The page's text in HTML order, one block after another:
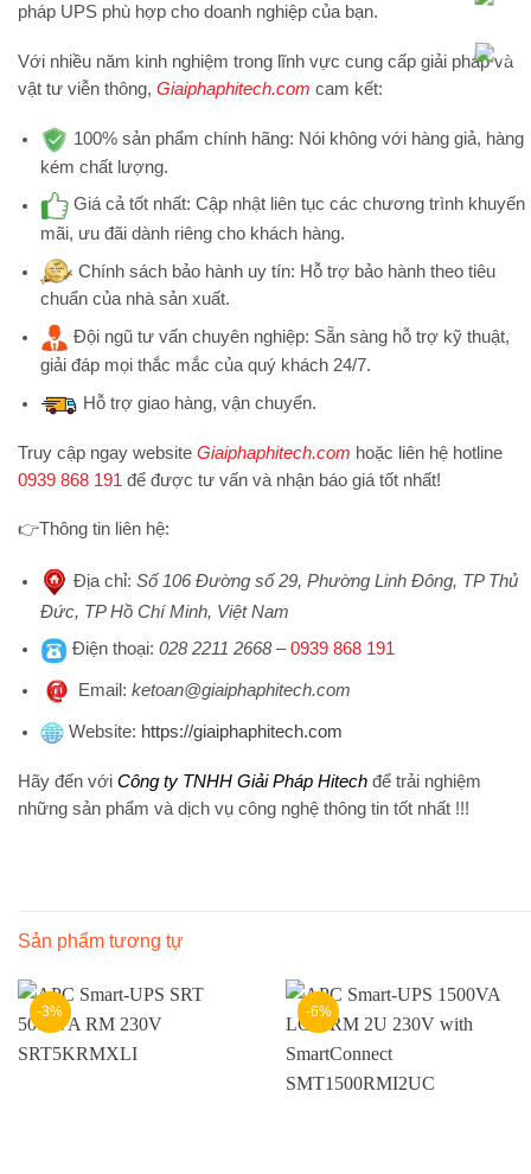
pháp UPS phù hợp cho doanh nghiệp của bạn.
Với nhiều năm kinh nghiệm trong lĩnh vực cung cấp giải pháp và
vật tư viễn thông, Giaiphaphitech.com cam kết:
100% sản phẩm chính hãng: Nói không với hàng giả, hàng
kém chất lượng.
Giá cả tốt nhất: Cập nhật liên tục các chương trình khuyến
mãi, ưu đãi dành riêng cho khách hàng.
Chính sách bảo hành uy tín: Hỗ trợ bảo hành theo tiêu
chuẩn của nhà sản xuất.
Đội ngũ tư vấn chuyên nghiệp: Sẵn sàng hỗ trợ kỹ thuật,
giải đáp mọi thắc mắc của quý khách 24/7.
Hỗ trợgiao hàng, vận chuyển.
Truy cập ngay website Giaiphaphitech.com hoặc liên hệ hotline
0939 868 191 để được tư vấn và nhận báo giá tốt nhất!
👉Thông tin liên hệ:
Địa chỉ: Số 106 Đường số 29, Phường Linh Đông, TP Thủ
Đức, TP Hồ Chí Minh, Việt Nam
Điện thoại: 028 2211 2668–0939 868 191
Email: ketoan@giaiphaphitech.com
Website: https://giaiphaphitech.com
Hãy đến với Công ty TNHH Giải Pháp Hitech để trải nghiệm
những sản phẩm và dịch vụ công nghệ thông tin tốt nhất !!!
Sản phẩm tương tự
-3% -6%